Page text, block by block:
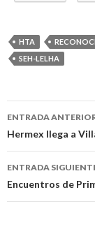
HTA
SEH-LELHA
de
entradas
ENTRADA
Hermex llega a
ENTRADA
Encuentros de